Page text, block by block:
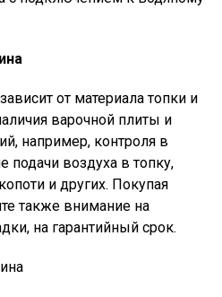
от материала топки и
варочной плиты и
например, контроля в
воздуха в топку,
и других. Покупая
также внимание на
на гарантийный срок.